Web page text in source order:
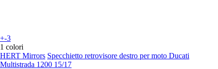
+-3
1 colori
HERT Mirrors Specchietto retrovisore destro per moto Ducati
Multistrada 1200 15/17